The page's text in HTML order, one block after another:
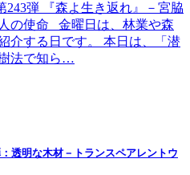
弾 『森よ生き返れ』－宮脇
の使命 金曜日は、林業や森
介する日です。 本日は、「潜
法で知ら…
透明な木材－トランスペアレントウ